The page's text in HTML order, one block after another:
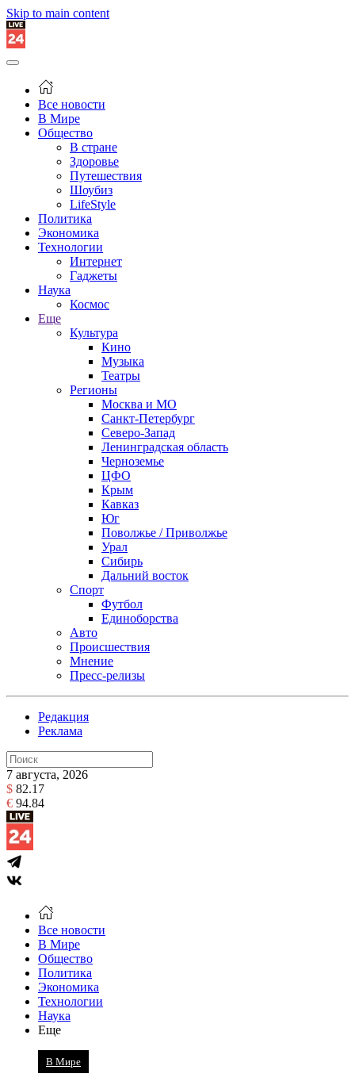
Skip to main content
Все новости
В Мире
Общество
В стране
Здоровье
Путешествия
Шоубиз
LifeStyle
Политика
Экономика
Технологии
Интернет
Гаджеты
Наука
Космос
Еще
Культура
Кино
Музыка
Театры
Регионы
Москва и МО
Санкт-Петербург
Северо-Запад
Ленинградская область
Черноземье
ЦФО
Крым
Кавказ
Юг
Поволжье / Приволжье
Урал
Сибирь
Дальний восток
Спорт
Футбол
Единоборства
Авто
Происшествия
Мнение
Пресс-релизы
Редакция
Реклама
7 августа, 2026
$ 82.17
€ 94.84
Все новости
В Мире
Общество
Политика
Экономика
Технологии
Наука
Еще
В Мире